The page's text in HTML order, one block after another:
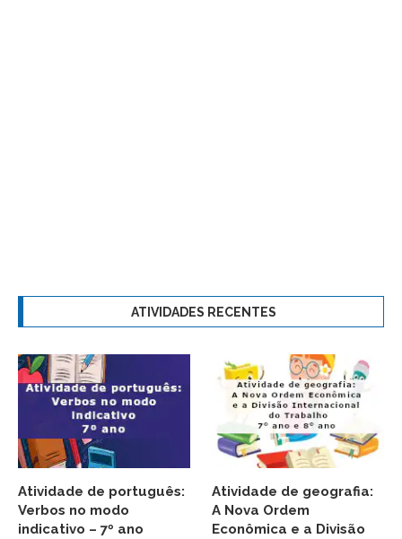
ATIVIDADES RECENTES
Atividade de português:
Verbos no modo
indicativo – 7º ano
Atividade de geografia:
A Nova Ordem
Econômica e a Divisão